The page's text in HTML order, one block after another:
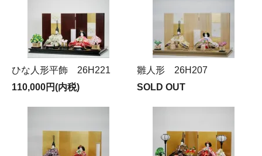
ひな人形平飾 26H221
110,000円(内税)
雛人形 26H207
SOLD OUT